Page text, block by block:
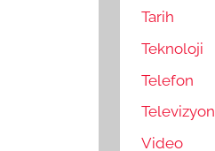
Tarih
Teknoloji
Telefon
Televizyon
Video